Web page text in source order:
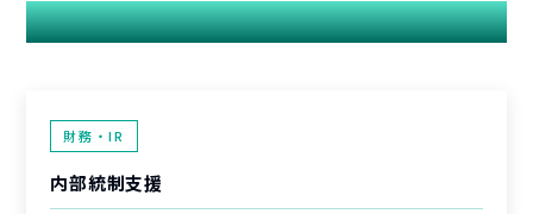
関連する案件
財務・IR
内部統制支援